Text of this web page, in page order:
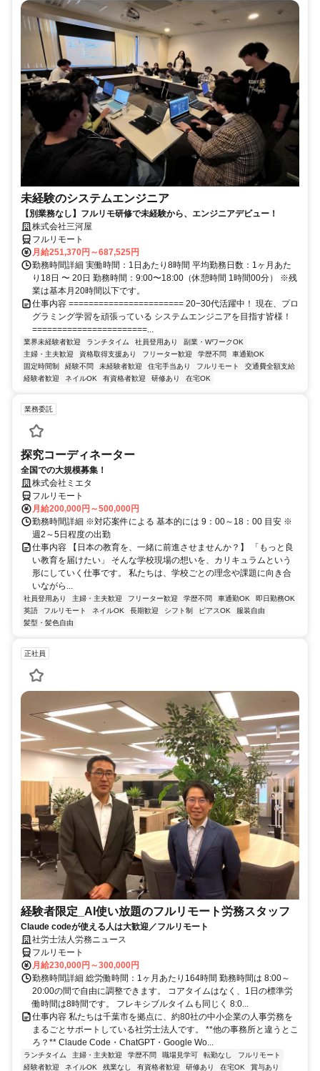
未経験のシステムエンジニア
【別業務なし】フルリモ研修で未経験から、エンジニアデビュー！
株式会社三河屋
フルリモート
月給251,370円～687,525円
勤務時間詳細 実働時間：1日あたり8時間 平均勤務日数：1ヶ月あた
り18日 〜 20日 勤務時間：9:00〜18:00（休憩時間 1時間00分） ※残
業は基本月20時間以下です。
仕事内容 ======================= 20−30代活躍中！ 現在、プロ
グラミング学習を頑張っている システムエンジニアを目指す皆様！
=======================...
業界未経験者歓迎 ランチタイム 社員登用あり
副業・WワークOK
主婦・主夫歓迎
資格取得支援あり フリーター歓迎 学歴不問
車通勤OK
固定時間制
経験不問 未経験者歓迎 住宅手当あり フルリモート
交通費全額支給
経験者歓迎
ネイルOK 有資格者歓迎 研修あり 在宅OK
業務委託
探究コーディネーター
全国での大規模募集！
株式会社ミエタ
フルリモート
月給200,000円～500,000円
勤務時間詳細 ※対応案件による 基本的には 9：00～18：00 目安 ※
週2～5日程度の出勤
仕事内容 【日本の教育を、一緒に前進させませんか？】 「もっと良
い教育を届けたい」 そんな学校現場の想いを、カリキュラムという
形にしていく仕事です。 私たちは、学校ごとの理念や課題に向き合
いながら...
社員登用あり 主婦・主夫歓迎 フリーター歓迎 学歴不問 車通勤OK
即日勤務OK
英語
フルリモート ネイルOK 長期歓迎 シフト制 ピアスOK
服装自由
髪型・髪色自由
正社員
経験者限定_AI使い放題のフルリモート労務スタッフ
Claude codeが使える人は大歓迎／フルリモート
社労士法人労務ニュース
フルリモート
月給230,000円～300,000円
勤務時間詳細 総労働時間：1ヶ月あたり164時間 勤務時間は 8:00～
20:00の間で自由に調整できます。 コアタイムはなく、1日の標準労
働時間は8時間です。 フレキシブルタイムも同じく 8:0...
仕事内容 私たちは千葉市を拠点に、約80社の中小企業の人事労務を
まるごとサポートしている社労士法人です。 **他の事務所と違うとこ
ろ？** Claude Code・ChatGPT・Google Wo...
ランチタイム 主婦・主夫歓迎 学歴不問 職場見学可 転勤なし
フルリモート
経験者歓迎
ネイルOK 残業なし 有資格者歓迎 研修あり 在宅OK
賞与あり